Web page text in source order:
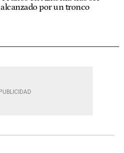
alcanzado por un tronco